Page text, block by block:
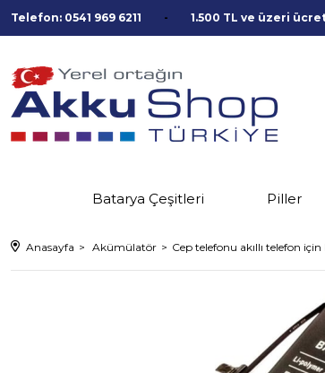
Telefon: 0541 969 6211 1.500 TL ve üzeri
Batarya Çeşitleri Piller
Anasayfa Akümülatör Cep telefonu akıllı telefon